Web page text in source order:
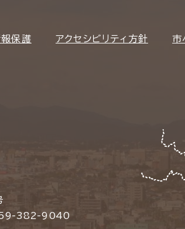
保護 アクセシビリティ方針 市
059-382-9040